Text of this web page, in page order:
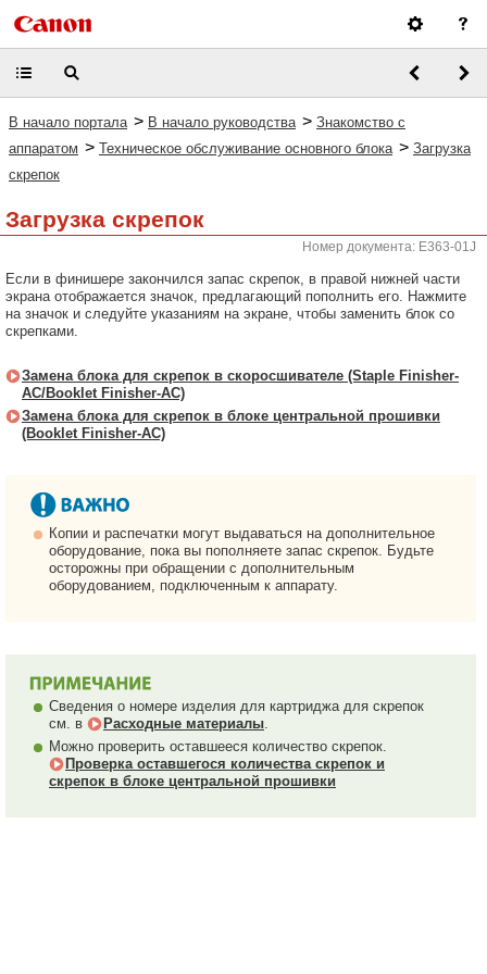
В начало портала > В начало руководства > Знакомство с
аппаратом > Техническое обслуживание основного блока > Загрузка
скрепок
Загрузка скрепок
Номер документа: E363-01J
Если в финишере закончился запас скрепок, в правой нижней части
экрана отображается значок, предлагающий пополнить его. Нажмите
на значок и следуйте указаниям на экране, чтобы заменить блок со
скрепками.
Замена блока для скрепок в скоросшивателе (Staple Finisher-
AC/Booklet Finisher-AC)
Замена блока для скрепок в блоке центральной прошивки
(Booklet Finisher-AC)
Копии и распечатки могут выдаваться на дополнительное
оборудование, пока вы пополняете запас скрепок. Будьте
осторожны при обращении с дополнительным
оборудованием, подключенным к аппарату.
Сведения о номере изделия для картриджа для скрепок
см. в
Расходные материалы.
Можно проверить оставшееся количество скрепок.
Проверка оставшегося количества скрепок и
скрепок в блоке центральной прошивки